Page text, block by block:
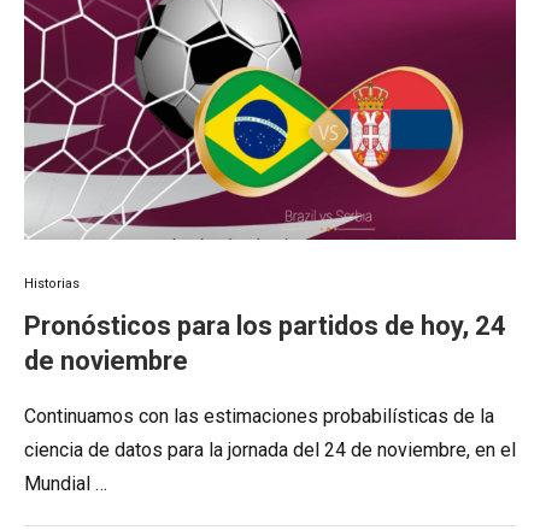
Historias
Pronósticos para los partidos de hoy, 24
de noviembre
Continuamos con las estimaciones probabilísticas de la
ciencia de datos para la jornada del 24 de noviembre, en el
Mundial …